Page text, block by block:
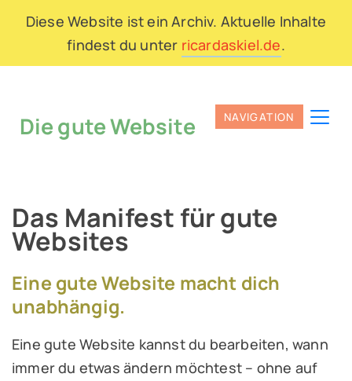
Diese Website ist ein Archiv. Aktuelle Inhalte
findest du unter ricardaskiel.de.
Die gute Website
Das Manifest für gute
Websites
Eine gute Website macht dich
unabhängig.
Eine gute Website kannst du bearbeiten, wann
immer du etwas ändern möchtest – ohne auf